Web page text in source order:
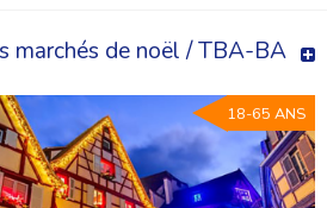
marchés de noël / TBA-BA
18-65 ANS